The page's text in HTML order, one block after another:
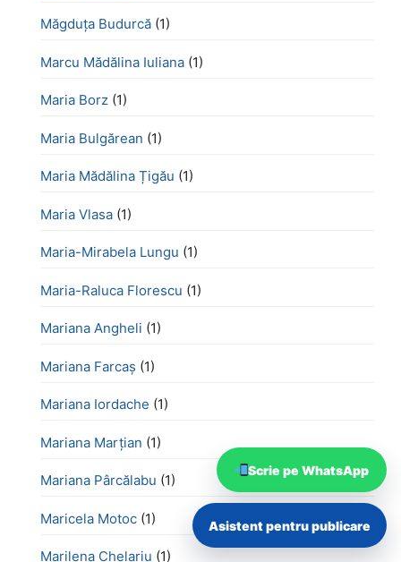
Măgduța Budurcă (1)
Marcu Mădălina Iuliana (1)
Maria Borz (1)
Maria Bulgărean (1)
Maria Mădălina Țigău (1)
Maria Vlasa (1)
Maria-Mirabela Lungu (1)
Maria-Raluca Florescu (1)
Mariana Angheli (1)
Mariana Farcaș (1)
Mariana Iordache (1)
Mariana Marțian (1)
Mariana Pârcălabu (1)
Maricela Motoc (1)
Marilena Chelariu (1)
Scrie pe WhatsApp
Asistent pentru publicare